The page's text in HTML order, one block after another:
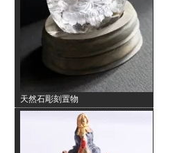
天然石彫刻置物